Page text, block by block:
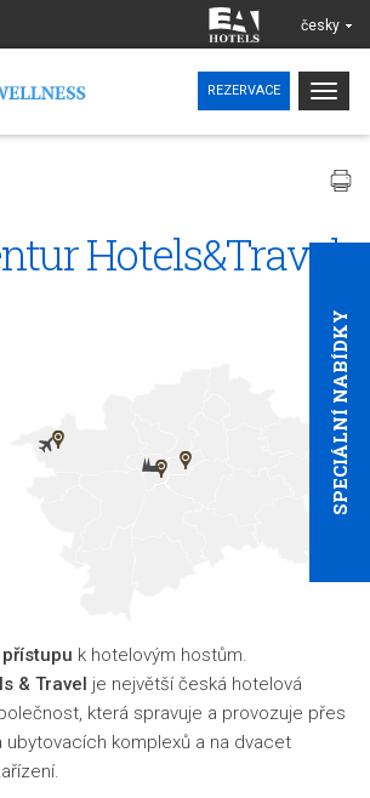
česky
REZERVACE
SPECIÁLNÍ NABÍDKY
Hotels&Travel
k hotelovým hostům.
& Travel je největší česká hotelová
která spravuje a provozuje přes
ubytovacích komplexů a na dvacet